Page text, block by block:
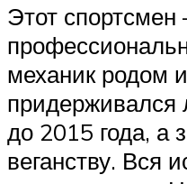
Этот спортсмен
механик родом
придерживался
до 2015 года, а
веганству. Вся